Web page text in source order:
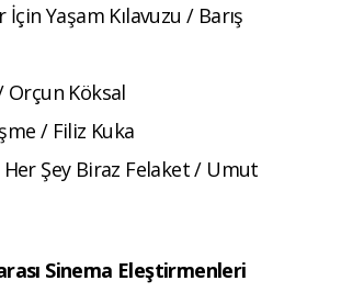
Yaşam Kılavuzu / Barış
Köksal
/ Filiz Kuka
Şey Biraz Felaket / Umut
Sinema Eleştirmenleri